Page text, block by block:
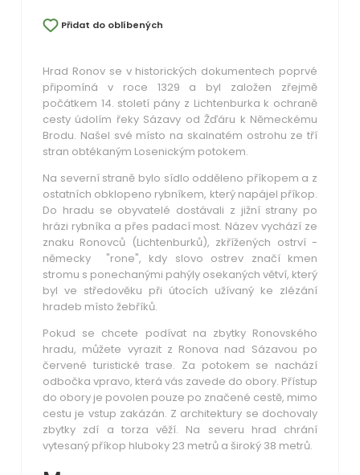
Přidat do oblíbených
Hrad Ronov se v historických dokumentech poprvé
připomíná v roce 1329 a byl založen zřejmě
počátkem 14. století pány z Lichtenburka k ochraně
cesty údolím řeky Sázavy od Žďáru k Německému
Brodu. Našel své místo na skalnatém ostrohu ze tří
stran obtékaným Losenickým potokem.
Na severní straně bylo sídlo odděleno příkopem a z
ostatních obklopeno rybníkem, který napájel příkop.
Do hradu se obyvatelé dostávali z jižní strany po
hrázi rybníka a přes padací most. Název vychází ze
znaku Ronovců (Lichtenburků), zkřížených ostrví -
německy "rone", kdy slovo ostrev značí kmen
stromu s ponechanými pahýly osekaných větví, který
byl ve středověku při útocích užívaný ke zlézání
hradeb místo žebříků.
Pokud se chcete podívat na zbytky Ronovského
hradu, můžete vyrazit z Ronova nad Sázavou po
červené turistické trase. Za potokem se nachází
odbočka vpravo, která vás zavede do obory. Přístup
do obory je povolen pouze po značené cestě, mimo
cestu je vstup zakázán. Z architektury se dochovaly
zbytky zdí a torza věží. Na severu hrad chrání
vytesaný příkop hluboky 23 metrů a široký 38 metrů.